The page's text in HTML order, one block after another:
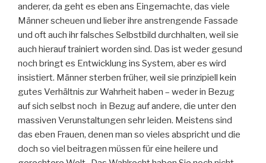
anderer, da geht es eben ans Eingemachte, das viele
Männer scheuen und lieber ihre anstrengende Fassade
und oft auch ihr falsches Selbstbild durchhalten, weil sie
auch hierauf trainiert worden sind. Das ist weder gesund
noch bringt es Entwicklung ins System, aber es wird
insistiert. Männer sterben früher, weil sie prinzipiell kein
gutes Verhältnis zur Wahrheit haben – weder in Bezug
auf sich selbst noch in Bezug auf andere, die unter den
massiven Verunstaltungen sehr leiden. Meistens sind
das eben Frauen, denen man so vieles abspricht und die
doch so viel beitragen müssen für eine heilere und